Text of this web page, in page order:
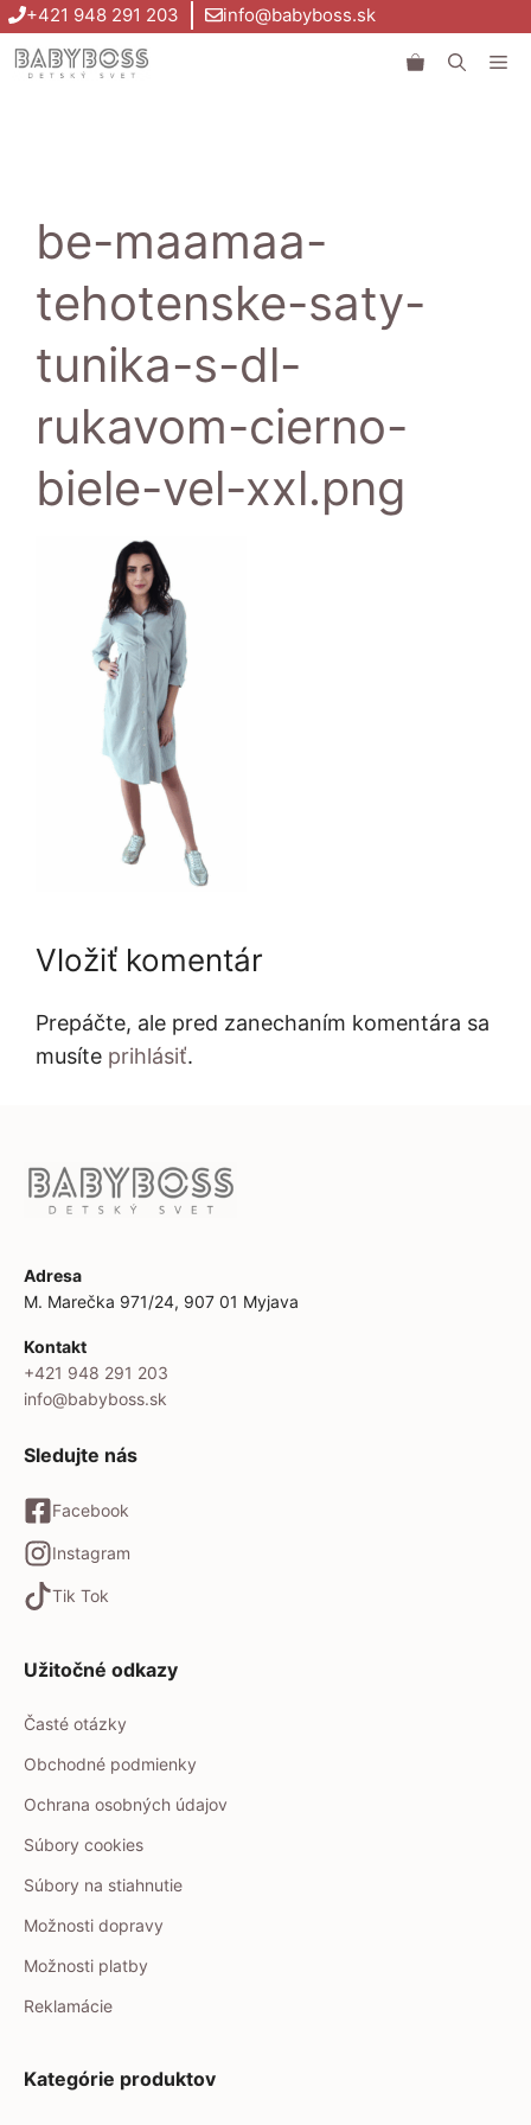
Preskočiť
na
obsah
+421 948 291 203 info@babyboss.sk
be-maamaa-
tehotenske-saty-
tunika-s-dl-
rukavom-cierno-
biele-vel-xxl.png
Vložiť komentár
Prepáčte, ale pred zanechaním komentára sa
musíte prihlásiť.
Adresa
M. Marečka 971/24, 907 01 Myjava
Kontakt
+421 948 291 203
info@babyboss.sk
Sledujte nás
Facebook
Instagram
Tik Tok
Užitočné odkazy
Časté otázky
Obchodné podmienky
Ochrana osobných údajov
Súbory cookies
Súbory na stiahnutie
Možnosti dopravy
Možnosti platby
Reklamácie
Kategórie produktov